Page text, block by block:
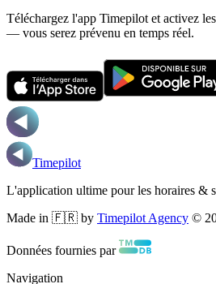
Téléchargez l'app Timepilot et activez
— vous serez prévenu en temps réel.
Timepilot
L'application ultime pour les horaires &
Made in 🇫🇷 by Timepilot Agency ©
Données fournies par
Navigation